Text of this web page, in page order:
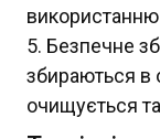
Безпечне
збираються в
очищується